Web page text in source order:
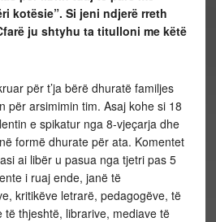
kotësie”. Si jeni ndjerë rreth
ju shtyhu ta titulloni me këtë
për t’ja bërë dhuratë familjes
për arsimimin tim. Asaj kohe si 18
e spikatur nga 8-vjeçarja dhe
formë dhurate për ata. Komentet
ai libër u pasua nga tjetri pas 5
i ruaj ende, janë të
kritikëve letrarë, pedagogëve, të
thjeshtë, librarive, mediave të